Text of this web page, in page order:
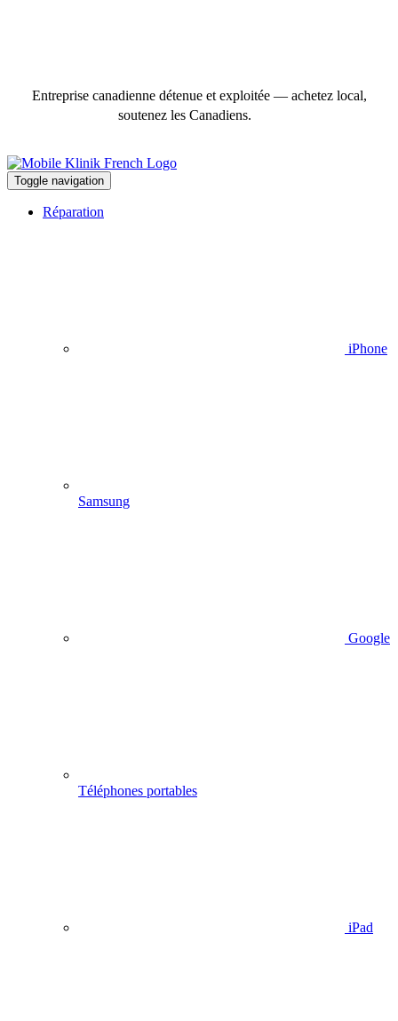
Entreprise canadienne détenue et exploitée — achetez local,
soutenez les Canadiens.
Toggle navigation
Réparation
iPhone
Samsung
Google
Téléphones portables
iPad